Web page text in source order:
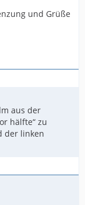
und Grüße
aus der
hälfte“ zu
der linken